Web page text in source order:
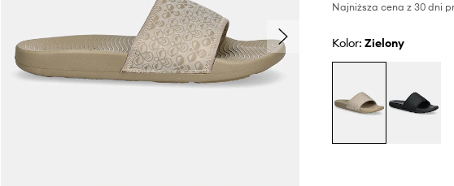
Najniższa cena z 30 dni
Kolor: zielony